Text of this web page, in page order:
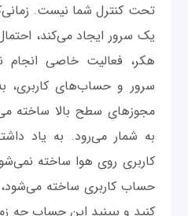
تحت کنترل شما نیست.
یک سرور ایجاد می‌کند،
هکر، فعالیت خاصی انجام
سرور و حساب‌های کاربری،
مجوزهای سطح بالا ساخته
به شمار می‌رود. به یاد
کاربری روی هوا ساخته
حساب کاربری ساخته می‌شود،
کنید و ببینید این حساب چه